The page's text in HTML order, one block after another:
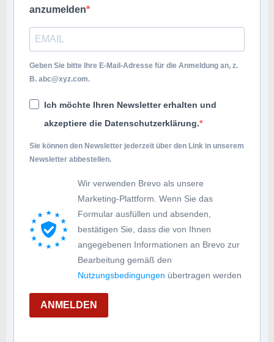
anzumelden
Geben Sie bitte Ihre E-Mail-Adresse für die Anmeldung an, z.
B. abc@xyz.com.
Ich möchte Ihren Newsletter erhalten und
akzeptiere die Datenschutzerklärung.
Sie können den Newsletter jederzeit über den Link in unserem
Newsletter abbestellen.
Wir verwenden Brevo als unsere
Marketing-Plattform. Wenn Sie das
Formular ausfüllen und absenden,
bestätigen Sie, dass die von Ihnen
angegebenen Informationen an Brevo zur
Bearbeitung gemäß den
Nutzungsbedingungen übertragen werden
ANMELDEN